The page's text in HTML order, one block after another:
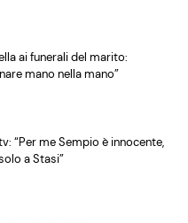
ai funerali del marito:
mano nella mano”
“Per me Sempio è innocente,
a Stasi”